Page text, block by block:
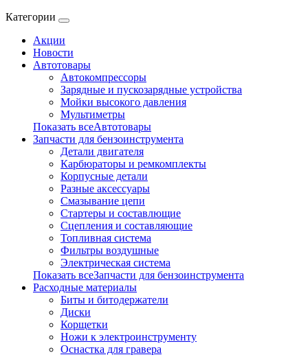
Категории
Акции
Новости
Автотовары
Автокомпрессоры
Зарядные и пускозарядные устройства
Мойки высокого давления
Мультиметры
Показать всеАвтотовары
Запчасти для бензоинструмента
Детали двигателя
Карбюраторы и ремкомплекты
Корпусные детали
Разные аксессуары
Смазывание цепи
Стартеры и составлющие
Сцепления и составляющие
Топливная система
Фильтры воздушные
Электрическая система
Показать всеЗапчасти для бензоинструмента
Расходные материалы
Биты и битодержатели
Диски
Корщетки
Ножи к электроинструменту
Оснастка для гравера